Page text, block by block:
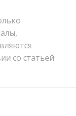
со статьей